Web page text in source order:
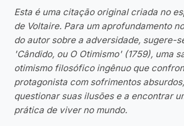
Esta é uma citação original criada no
de Voltaire. Para um aprofundamento
do autor sobre a adversidade, sugere-
'Cândido, ou O Otimismo' (1759), uma
otimismo filosófico ingênuo que
protagonista com sofrimentos
questionar suas ilusões e a encontrar
prática de viver no mundo.